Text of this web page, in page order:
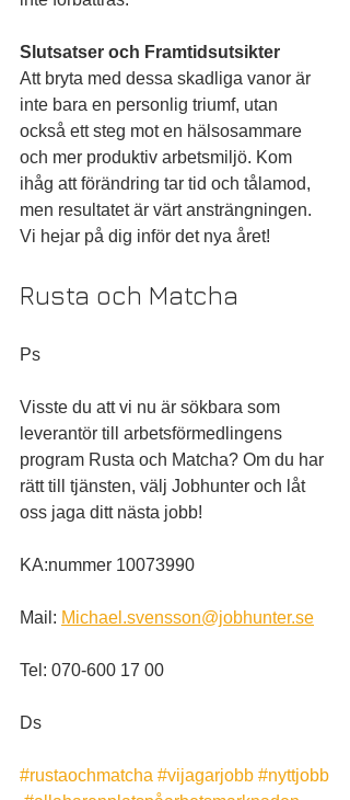
Slutsatser och Framtidsutsikter
Att bryta med dessa skadliga vanor är
inte bara en personlig triumf, utan
också ett steg mot en hälsosammare
och mer produktiv arbetsmiljö. Kom
ihåg att förändring tar tid och tålamod,
men resultatet är värt ansträngningen.
Vi hejar på dig inför det nya året!
Rusta och Matcha
Ps
Visste du att vi nu är sökbara som
leverantör till arbetsförmedlingens
program Rusta och Matcha? Om du har
rätt till tjänsten, välj Jobhunter och låt
oss jaga ditt nästa jobb!
KA:nummer 10073990
Mail: Michael.svensson@jobhunter.se
Tel: 070-600 17 00
Ds
#rustaochmatcha #vijagarjobb #nyttjobb